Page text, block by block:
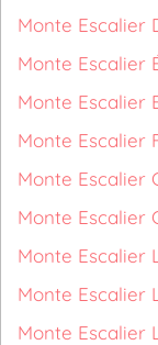
Monte Escalier
Monte Escalier
Monte Escalier
Monte Escalier
Monte Escalier
Monte Escalier
Monte Escalier
Monte Escalier
Monte Escalier